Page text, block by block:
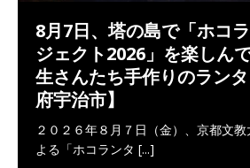
8月7日、塔の島で「ホコ
ジェクト2026」を楽しん
生さんたち手作りのラン
府宇治市】
２０２６年８月７日（金）、京都文
よる「ホコランタ [...]